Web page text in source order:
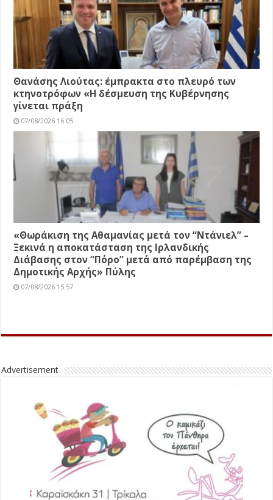
Θανάσης Λιούτας: έμπρακτα στο πλευρό των
κτηνοτρόφων «Η δέσμευση της Κυβέρνησης
γίνεται πράξη
07/08/2026 16:05
«Θωράκιση της Αθαμανίας μετά τον “Ντάνιελ” –
Ξεκινά η αποκατάσταση της Ιρλανδικής
Διάβασης στον “Πόρο” μετά από παρέμβαση της
Δημοτικής Αρχής» Πύλης
07/08/2026 15:57
Advertisement